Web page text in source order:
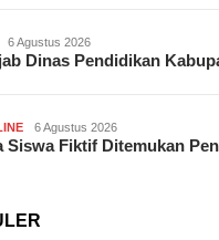
6 Agustus 2026
Dinas Pendidikan
6 Agustus 2026
Siswa Fiktif Ditemukan